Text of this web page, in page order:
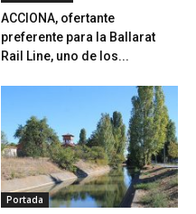
ACCIONA, ofertante
preferente para la Ballarat
Rail Line, uno de los...
Portada